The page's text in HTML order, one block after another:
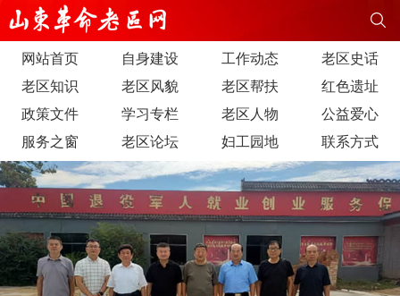
网站首页 自身建设 工作动态
老区史话
老区知识
老区风貌 老区帮扶
红色遗址
政策文件
学习专栏 老区人物
公益爱心
服务之窗
老区论坛 妇工园地 联系方式